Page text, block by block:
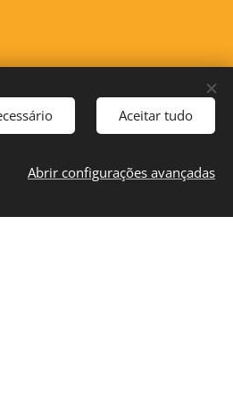
Aceitar tudo
Abrir configurações avançadas